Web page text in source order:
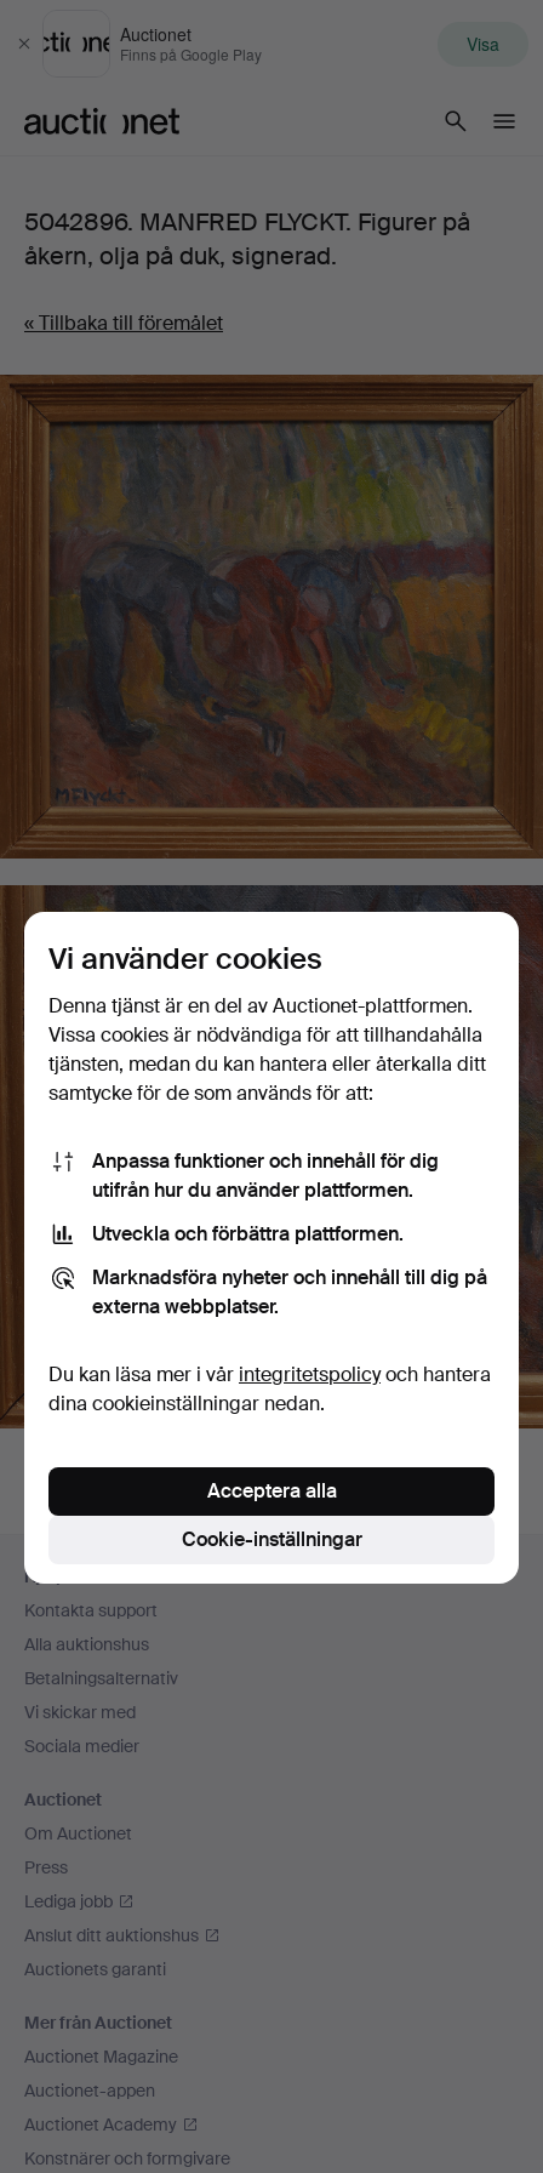
Stäng
Auctionet
Finns på Google Play Visa
5042896. MANFRED FLYCKT. Figurer på
åkern, olja på duk, signerad.
« Tillbaka till föremålet
Sidfotsnavigation
Hjälp och kontakt
Kontakta support
Alla auktionshus
Betalningsalternativ
Vi skickar med
Sociala medier
Auctionet
Om Auctionet
Press
Lediga jobb
Anslut ditt auktionshus
Auctionets garanti
Mer från Auctionet
Auctionet Magazine
Auctionet-appen
Auctionet Academy
Konstnärer och formgivare
Vi använder cookies
Denna tjänst är en del av Auctionet-plattformen.
Vissa cookies är nödvändiga för att tillhandahålla
tjänsten, medan du kan hantera eller återkalla ditt
samtycke för de som används för att:
Anpassa funktioner och innehåll för dig
utifrån hur du använder plattformen.
Utveckla och förbättra plattformen.
Marknadsföra nyheter och innehåll till dig på
externa webbplatser.
Du kan läsa mer i vår integritetspolicyoch hantera
dina cookieinställningar nedan.
Cookie-inställningar
Acceptera alla